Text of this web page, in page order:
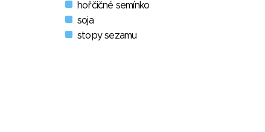
hořčičné semínko
soja
stopy sezamu